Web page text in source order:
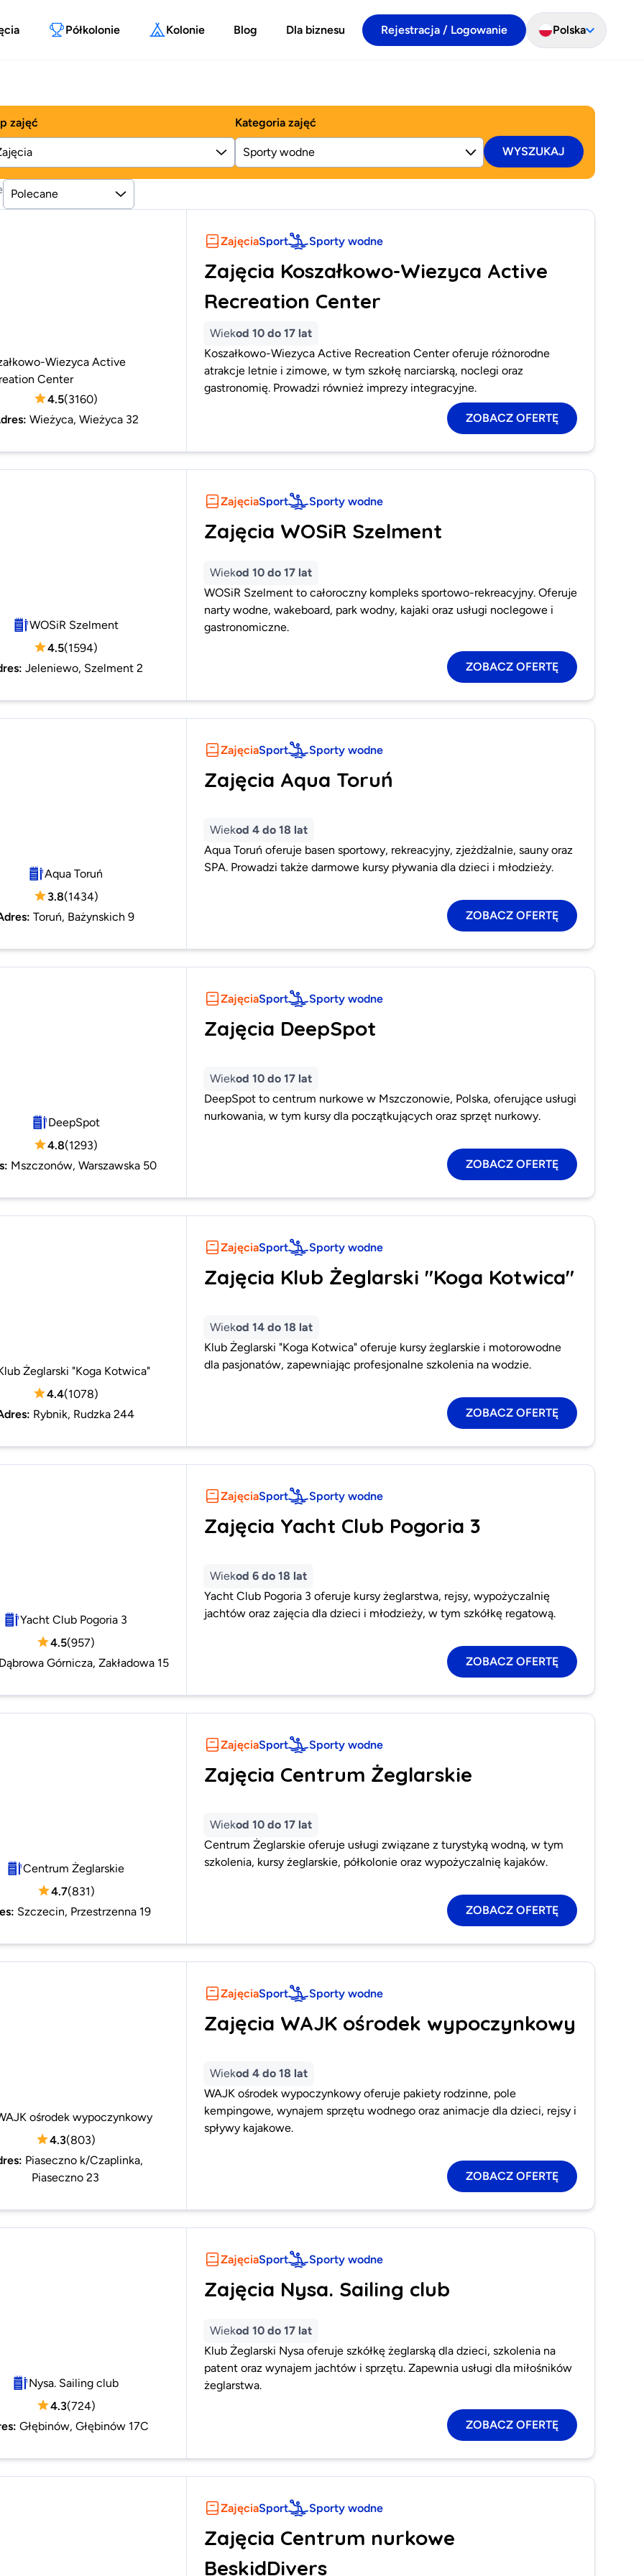
Półkolonie Kolonie Blog Dla biznesu Rejestracja / Logowanie Polska
zajęć Kategoria zajęć
WYSZUKAJ
Polecane
Wiezyca Active
Center
4.5(3160)
: Wieżyca, Wieżyca 32
ZajęciaSport Sporty wodne
Zajęcia Koszałkowo-Wiezyca Active
Recreation Center
Wiekod 10 do 17 lat
Koszałkowo-Wiezyca Active Recreation Center oferuje różnorodne
atrakcje letnie i zimowe, w tym szkołę narciarską, noclegi oraz
gastronomię. Prowadzi również imprezy integracyjne.
ZOBACZ OFERTĘ
WOSiR Szelment
4.5(1594)
: Jeleniewo, Szelment 2
ZajęciaSport Sporty wodne
Zajęcia WOSiR Szelment
Wiekod 10 do 17 lat
WOSiR Szelment to całoroczny kompleks sportowo-rekreacyjny. Oferuje
narty wodne, wakeboard, park wodny, kajaki oraz usługi noclegowe i
gastronomiczne.
ZOBACZ OFERTĘ
Aqua Toruń
3.8(1434)
: Toruń, Bażynskich 9
ZajęciaSport Sporty wodne
Zajęcia Aqua Toruń
Wiekod 4 do 18 lat
Aqua Toruń oferuje basen sportowy, rekreacyjny, zjeżdżalnie, sauny oraz
SPA. Prowadzi także darmowe kursy pływania dla dzieci i młodzieży.
ZOBACZ OFERTĘ
DeepSpot
4.8(1293)
: Mszczonów, Warszawska 50
ZajęciaSport Sporty wodne
Zajęcia DeepSpot
Wiekod 10 do 17 lat
DeepSpot to centrum nurkowe w Mszczonowie, Polska, oferujące usługi
nurkowania, w tym kursy dla początkujących oraz sprzęt nurkowy.
ZOBACZ OFERTĘ
Żeglarski "Koga Kotwica"
4.4(1078)
: Rybnik, Rudzka 244
ZajęciaSport Sporty wodne
Zajęcia Klub Żeglarski "Koga Kotwica"
Wiekod 14 do 18 lat
Klub Żeglarski "Koga Kotwica" oferuje kursy żeglarskie i motorowodne
dla pasjonatów, zapewniając profesjonalne szkolenia na wodzie.
ZOBACZ OFERTĘ
Yacht Club Pogoria 3
4.5(957)
Górnicza, Zakładowa 15
ZajęciaSport Sporty wodne
Zajęcia Yacht Club Pogoria 3
Wiekod 6 do 18 lat
Yacht Club Pogoria 3 oferuje kursy żeglarstwa, rejsy, wypożyczalnię
jachtów oraz zajęcia dla dzieci i młodzieży, w tym szkółkę regatową.
ZOBACZ OFERTĘ
Centrum Żeglarskie
4.7(831)
: Szczecin, Przestrzenna 19
ZajęciaSport Sporty wodne
Zajęcia Centrum Żeglarskie
Wiekod 10 do 17 lat
Centrum Żeglarskie oferuje usługi związane z turystyką wodną, w tym
szkolenia, kursy żeglarskie, półkolonie oraz wypożyczalnię kajaków.
ZOBACZ OFERTĘ
ośrodek wypoczynkowy
4.3(803)
: Piaseczno k/Czaplinka,
Piaseczno 23
ZajęciaSport Sporty wodne
Zajęcia WAJK ośrodek wypoczynkowy
Wiekod 4 do 18 lat
WAJK ośrodek wypoczynkowy oferuje pakiety rodzinne, pole
kempingowe, wynajem sprzętu wodnego oraz animacje dla dzieci, rejsy i
spływy kajakowe.
ZOBACZ OFERTĘ
Nysa. Sailing club
4.3(724)
: Głębinów, Głębinów 17C
ZajęciaSport Sporty wodne
Zajęcia Nysa. Sailing club
Wiekod 10 do 17 lat
Klub Żeglarski Nysa oferuje szkółkę żeglarską dla dzieci, szkolenia na
patent oraz wynajem jachtów i sprzętu. Zapewnia usługi dla miłośników
żeglarstwa.
ZOBACZ OFERTĘ
ZajęciaSport Sporty wodne
Zajęcia Centrum nurkowe
BeskidDivers